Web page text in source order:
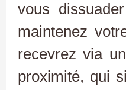
vous
maintenez
recevrez via
proximité, qui